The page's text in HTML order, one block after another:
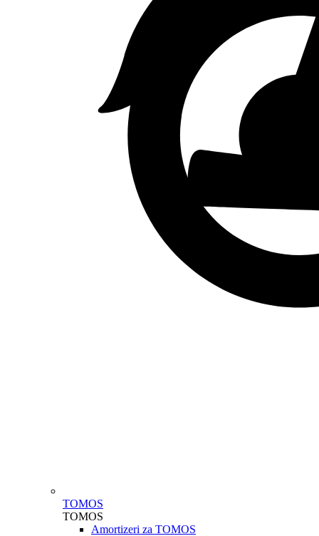
TOMOS
TOMOS
Amortizeri za TOMOS